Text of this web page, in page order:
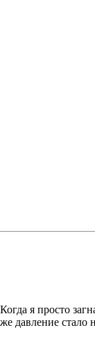
я просто
давление стало